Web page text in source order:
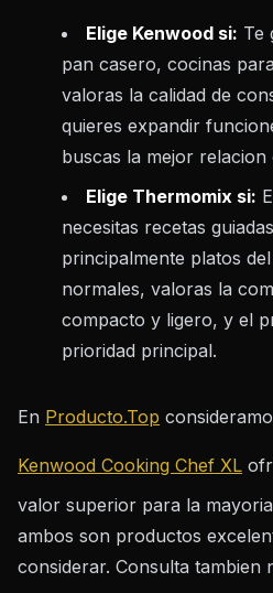
Elige Kenwood si: Te
pan casero, cocinas
valoras la calidad de
quieres expandir
buscas la mejor relacion
Elige Thermomix si:
necesitas recetas
principalmente platos
normales, valoras la
compacto y ligero, y el
prioridad principal.
En Producto.Top
Kenwood Cooking Chef XL
valor superior para la
ambos son productos
considerar. Consulta tambien